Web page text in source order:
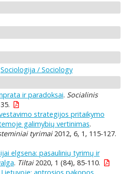
Sociologija / Sociology
ir paradoksai. Socialinis
strategijos pritaikymo
galimybių vertinimas.
tyrimai2012, 6, 1, 115-127.
elgsena: pasaulinių tyrimų ir
. Tiltai2020, 1 (84), 85-110.